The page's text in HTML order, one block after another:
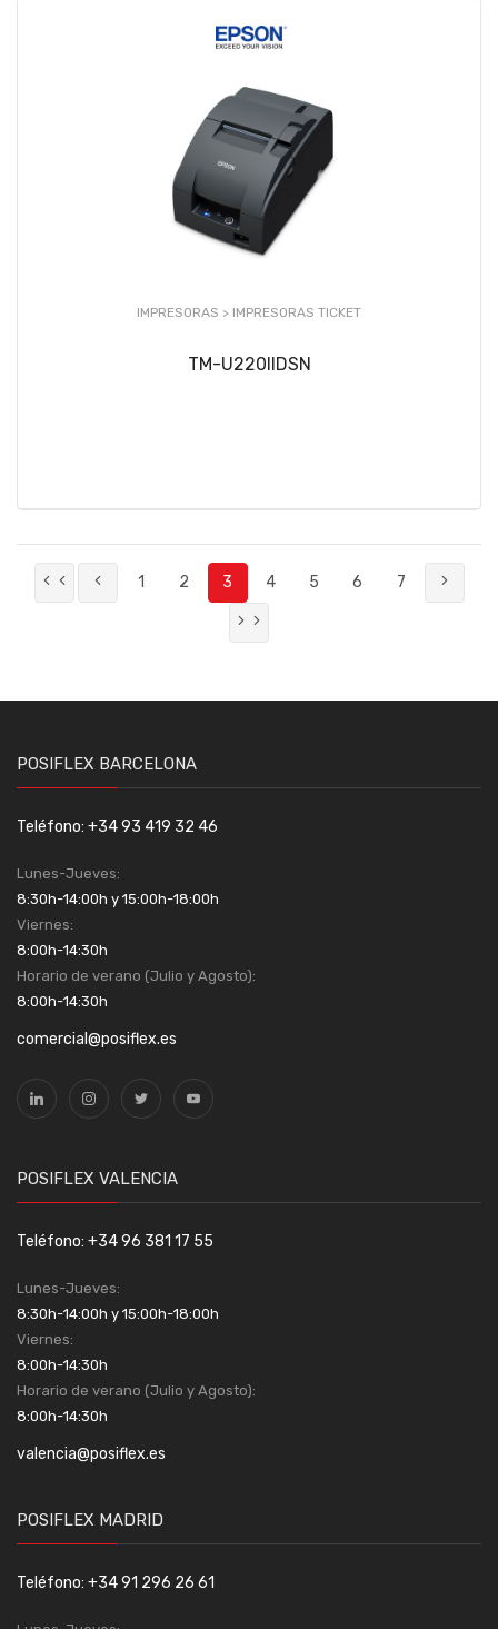
IMPRESORAS > IMPRESORAS TICKET
TM-U220IIDSN
1 2 3 4 5 6 7
POSIFLEX BARCELONA
Teléfono: +34 93 419 32 46
Lunes-Jueves:
8:30h-14:00h y 15:00h-18:00h
Viernes:
8:00h-14:30h
Horario de verano (Julio y Agosto):
8:00h-14:30h
comercial@posiflex.es
POSIFLEX VALENCIA
Teléfono: +34 96 381 17 55
Lunes-Jueves:
8:30h-14:00h y 15:00h-18:00h
Viernes:
8:00h-14:30h
Horario de verano (Julio y Agosto):
8:00h-14:30h
valencia@posiflex.es
POSIFLEX MADRID
Teléfono: +34 91 296 26 61